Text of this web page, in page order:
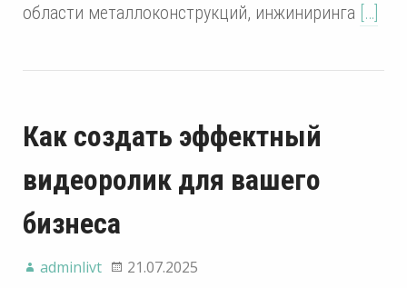
области металлоконструкций, инжиниринга […]
Как создать эффектный
видеоролик для вашего
бизнеса
adminlivt 21.07.2025